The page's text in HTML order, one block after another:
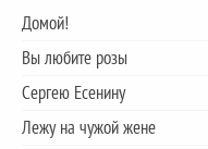
Домой!
Вы любите розы
Сергею Есенину
Лежу на чужой жене